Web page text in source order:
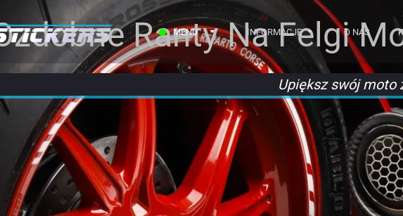
MENU INFORMACJE O NAS
Ranty Na Felgi
Upiększ swój moto